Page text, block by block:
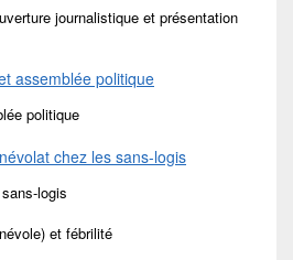
journalistique et présentation
assemblée politique
politique
chez les sans-logis
logis
et fébrilité